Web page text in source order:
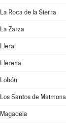
La Roca de la Sierra
La Zarza
Llera
Llerena
Lobón
Los Santos de Maimona
Magacela